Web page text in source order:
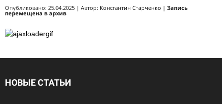
Опубликовано: 25.04.2025 | Автор: Константин Старченко | Запись
перемещена в архив
НОВЫЕ СТАТЬИ